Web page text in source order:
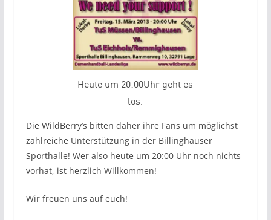
Heute um 20:00Uhr geht es
los.
Die WildBerry’s bitten daher ihre Fans um möglichst
zahlreiche Unterstützung in der Billinghauser
Sporthalle! Wer also heute um 20:00 Uhr noch nichts
vorhat, ist herzlich Willkommen!
Wir freuen uns auf euch!